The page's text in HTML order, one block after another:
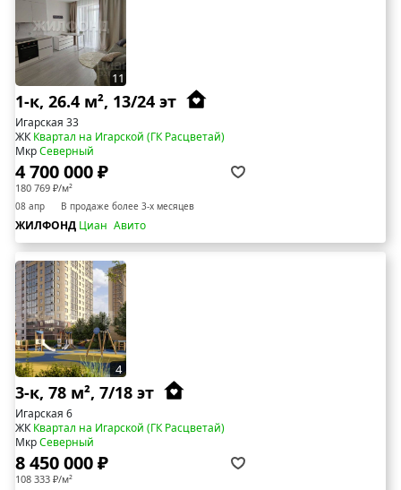
11
1-к, 26.4 м², 13/24 эт
Игарская 33
ЖККвартал на Игарской (ГК Расцветай)
МкрСеверный
4 700 000 ₽
180 769 ₽/м²
08 апр В продаже более 3-х месяцев
ЖИЛФОНД Циан Авито
4
3-к, 78 м², 7/18 эт
Игарская 6
ЖККвартал на Игарской (ГК Расцветай)
МкрСеверный
8 450 000 ₽
108 333 ₽/м²